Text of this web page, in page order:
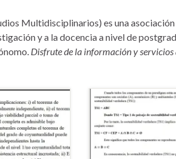
Multidisciplinarios) es una asociación
y a la docencia a nivel de
Disfrute de la información y servicios